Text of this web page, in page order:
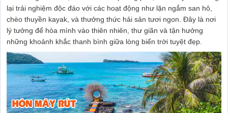
lại trải nghiệm độc đáo với các hoạt động như lặn ngắm san hô,
chèo thuyền kayak, và thưởng thức hải sản tươi ngon. Đây là nơi
lý tưởng để hòa mình vào thiên nhiên, thư giãn và tận hưởng
những khoảnh khắc thanh bình giữa lòng biển trời tuyệt đẹp.